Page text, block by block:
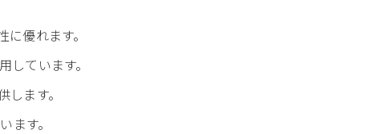
優れます。
ています。
ます。
ます。